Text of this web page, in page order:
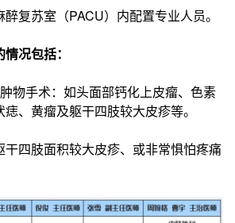
醉复苏室（PACU）内配置专业人员。
况包括：
物手术：如头面部钙化上皮瘤、色素
、黄瘤及躯干四肢较大皮疹等。
四肢面积较大皮疹、或非常惧怕疼痛